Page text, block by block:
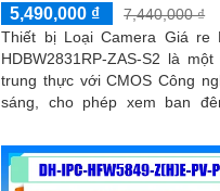
5,490,000 ₫
7,440,000 ₫
Thiết bị Loại Camera Giá re
HDBW2831RP-ZAS-S2 là một
trung thực với CMOS Công
sáng, cho phép xem ban
nghệ hình Ảnh IP POE, nó có
quản lý từ xa